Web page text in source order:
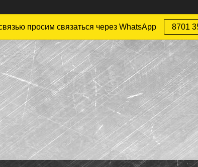
просим связаться через WhatsApp 8701